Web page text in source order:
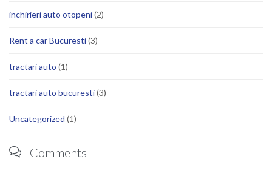
inchirieri auto otopeni(2)
Rent a car Bucuresti(3)
tractari auto (1)
tractari auto bucuresti(3)
Uncategorized (1)
 Comments